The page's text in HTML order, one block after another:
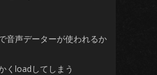
音声データーが使われるか
くloadしてしまう